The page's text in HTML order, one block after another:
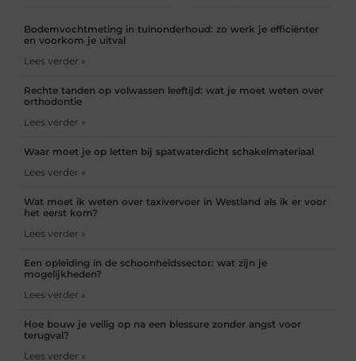
Bodemvochtmeting in tuinonderhoud: zo werk je efficiënter
en voorkom je uitval
Lees verder »
Rechte tanden op volwassen leeftijd: wat je moet weten over
orthodontie
Lees verder »
Waar moet je op letten bij spatwaterdicht schakelmateriaal
Lees verder »
Wat moet ik weten over taxivervoer in Westland als ik er voor
het eerst kom?
Lees verder »
Een opleiding in de schoonheidssector: wat zijn je
mogelijkheden?
Lees verder »
Hoe bouw je veilig op na een blessure zonder angst voor
terugval?
Lees verder »